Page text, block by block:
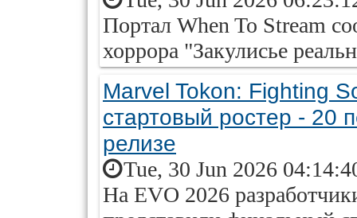
Портал When To Stream
хоррора "Закулисье
Marvel Tokon: Fighting
стартовый ростер - 20
релизе
Tue, 30 Jun 2026
На EVO 2026